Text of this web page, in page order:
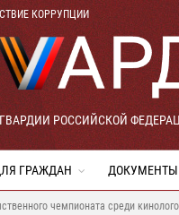
КОРРУПЦИИ
РОССИЙСКОЙ
ГРАЖДАН ДОКУМЕНТЫ
чемпионата среди